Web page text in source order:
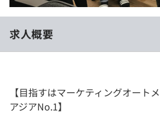
学校向けプラン
契約内容・クーポン
求人概要
【目指すはマーケティングオート
アジアNo.1】